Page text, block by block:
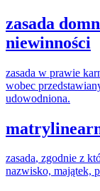
zasada
niewinności
zasada w prawie
wobec
udowodniona.
zasada, zgodnie z
nazwisko, majątek,